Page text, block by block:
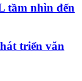
tầm nhìn đến
triển văn